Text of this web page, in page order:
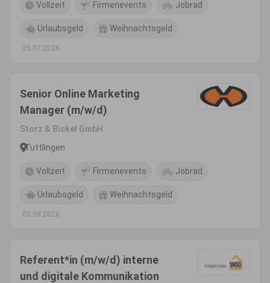
Vollzeit Firmenevents Jobrad
Urlaubsgeld Weihnachtsgeld
25.07.2026
Senior Online Marketing
Manager (m/w/d)
Storz & Bickel GmbH
Tuttlingen
Vollzeit Firmenevents Jobrad
Urlaubsgeld Weihnachtsgeld
05.08.2026
Referent*in (m/w/d) interne
und digitale Kommunikation